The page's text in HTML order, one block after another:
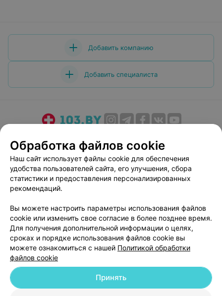
Добавить компанию
Добавить специалиста
Медицинский маркетинг
Публичный договор
Пользовательское соглашение
Способы оплаты
Вакансии
Партнеры
Написать руководителю 103.by
Персональные настройки cookie
Обработка персональных данных
Обработка файлов cookie
Наш сайт использует файлы cookie для обеспечения
удобства пользователей сайта, его улучшения, сбора
статистики и предоставления персонализированных
рекомендаций.
Вы можете настроить параметры использования файлов
cookie или изменить свое согласие в более позднее время.
Для получения дополнительной информации о целях,
сроках и порядке использования файлов cookie вы
можете ознакомиться с нашей Политикой обработки
файлов cookie
Принять